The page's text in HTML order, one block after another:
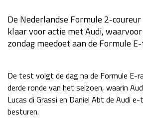
Kwalificatie
Kwalificatie
Race
LAS VEGAS GRAND PRIX 2026
De Nederlandse Formule 2-
klaar voor actie met Audi,
zondag meedoet aan de Formule
De test volgt de dag na de Formule E-
derde ronde van het seizoen, waarin
Lucas di Grassi en Daniel Abt de Audi
besturen.